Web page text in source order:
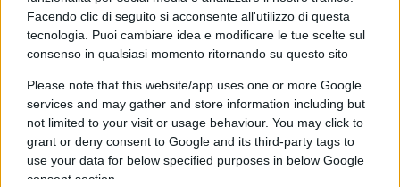
Facendo clic di seguito si acconsente all'utilizzo di questa
tecnologia. Puoi cambiare idea e modificare le tue scelte sul
consenso in qualsiasi momento ritornando su questo sito
Please note that this website/app uses one or more Google
services and may gather and store information including but
not limited to your visit or usage behaviour. You may click to
grant or deny consent to Google and its third-party tags to
use your data for below specified purposes in below Google
consent section.
lasciare la Presidenza se sconfitto dall’opposto
Charles Evans Hughes, aveva pensato: cioè, che
nel caso si sarebbe immediatamente dimesso
(con lui, anche il Vice Thomas Marshall) lasciando
pertanto per il restante periodo l’incarico al
Segretario di Stato Robert Lansing, in tal modo
attenuando grandemente i contrasti altresì